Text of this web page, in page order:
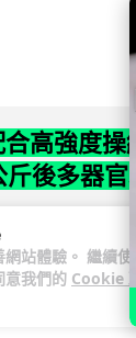
站體驗。 繼續使
意我們的 Cookie
合高強度
後多器官
訂高強度減脂計
斷他患上尿源性
閱讀全文